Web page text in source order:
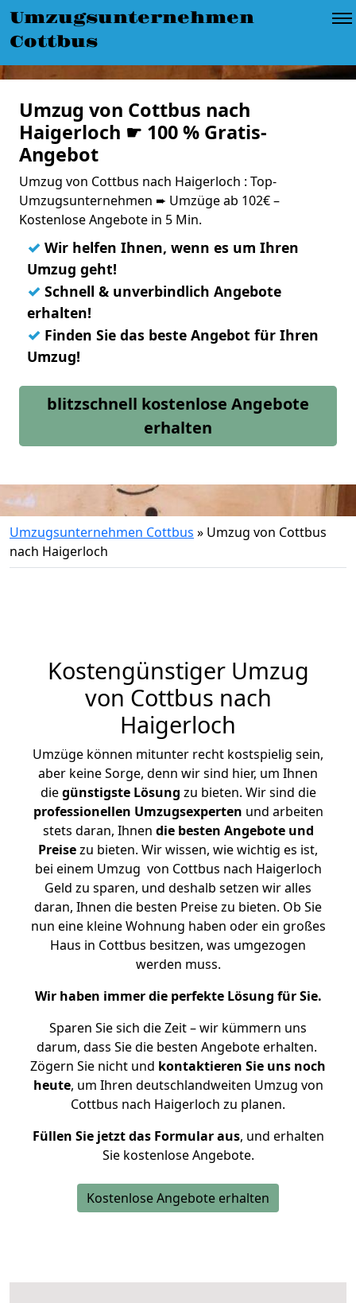
Umzugsunternehmen
Cottbus
Umzug von Cottbus nach
Haigerloch ☛ 100 % Gratis-
Angebot
Umzug von Cottbus nach Haigerloch : Top-
Umzugsunternehmen ➨ Umzüge ab 102€ –
Kostenlose Angebote in 5 Min.
✓ Wir helfen Ihnen, wenn es um Ihren
Umzug geht!
✓ Schnell & unverbindlich Angebote
erhalten!
✓ Finden Sie das beste Angebot für Ihren
Umzug!
blitzschnell kostenlose Angebote
erhalten
Umzugsunternehmen Cottbus » Umzug von Cottbus
nach Haigerloch
Kostengünstiger Umzug
von Cottbus nach
Haigerloch
Umzüge können mitunter recht kostspielig sein,
aber keine Sorge, denn wir sind hier, um Ihnen
diegünstigste Lösung zu bieten. Wir sind die
professionellen Umzugsexperten und arbeiten
stets daran, Ihnen die besten Angebote und
Preisezu bieten. Wir wissen, wie wichtig es ist,
bei einem Umzug von Cottbus nach Haigerloch
Geld zu sparen, und deshalb setzen wir alles
daran, Ihnen die besten Preise zu bieten. Ob Sie
nun eine kleine Wohnung haben oder ein großes
Haus in Cottbus besitzen, was umgezogen
werden muss.
Wir haben immer die perfekte Lösung für Sie.
Sparen Sie sich die Zeit – wir kümmern uns
darum, dass Sie die besten Angebote erhalten.
Zögern Sie nicht und kontaktieren Sie uns noch
heute, um Ihren deutschlandweiten Umzug von
Cottbus nach Haigerloch zu planen.
Füllen Sie jetzt das Formular aus, und erhalten
Sie kostenlose Angebote.
Kostenlose Angebote erhalten